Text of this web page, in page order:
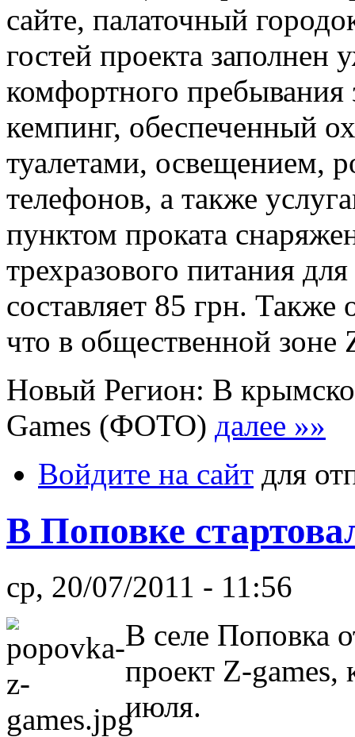
сайте, палаточный
гостей проекта заполнен
комфортного пребывания
кемпинг, обеспеченный
туалетами, освещением,
телефонов, а также
пунктом проката
трехразового питания
составляет 85 грн.
что в общественной зоне
Новый Регион: В
Games (ФОТО) далее »»
Войдите на сайт для
В Поповке
ср, 20/07/2011 - 11:56
В селе Поповка
проект Z-games,
июля.